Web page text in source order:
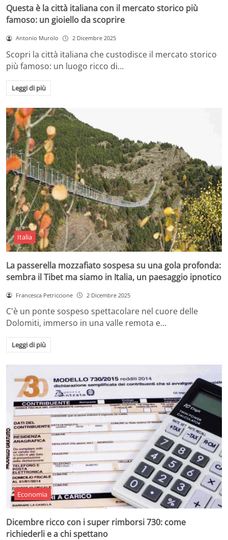
Questa è la città italiana con il mercato storico più
famoso: un gioiello da scoprire
Antonio Murolo 2 Dicembre 2025
Scopri la città italiana che custodisce il mercato storico
più famoso: un luogo ricco di…
Leggi di più
Italia
La passerella mozzafiato sospesa su una gola profonda:
sembra il Tibet ma siamo in Italia, un paesaggio ipnotico
Francesca Petriccione 2 Dicembre 2025
C'è un ponte sospeso spettacolare nel cuore delle
Dolomiti, immerso in una valle remota e…
Leggi di più
Economia
Dicembre ricco con i super rimborsi 730: come
richiederli e a chi spettano